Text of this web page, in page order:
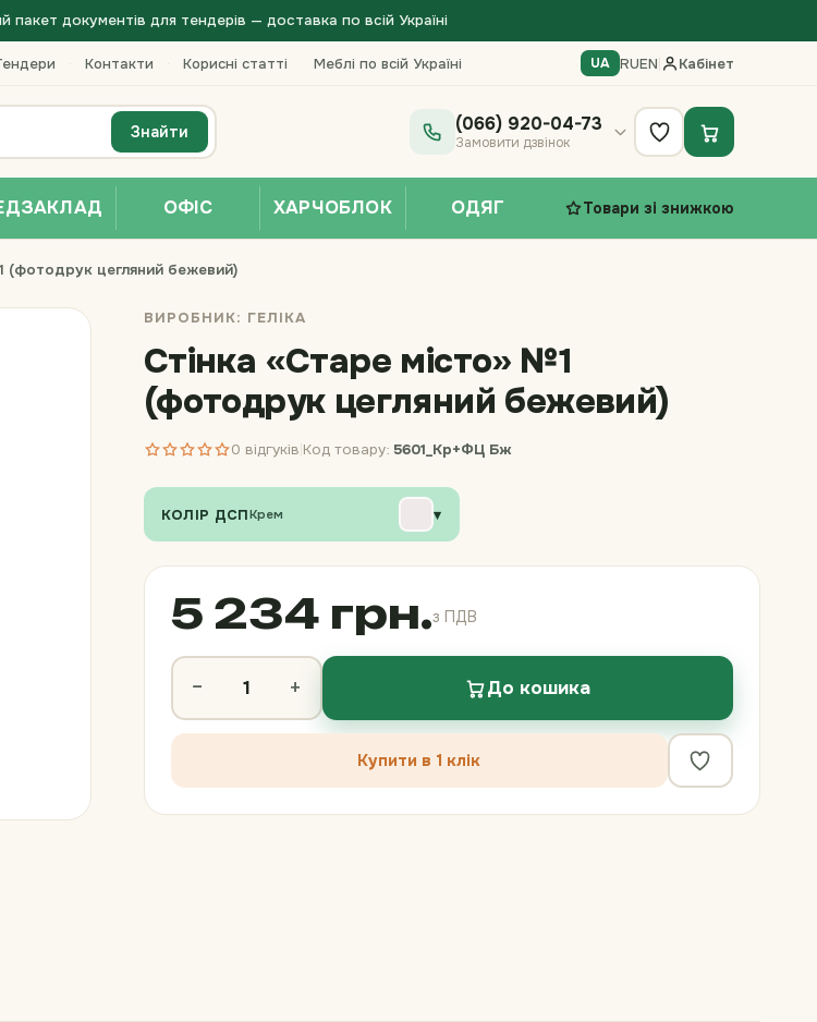
документів для тендерів — доставка по всій Україні
· Контакти · Корисні статті Меблі по всій Україні UA RUEN Кабінет
Знайти (066) 920-04-73
Замовити дзвінок
ОФІС ХАРЧОБЛОК ОДЯГ Товари зі знижкою
(фотодрук цегляний бежевий)
ВИРОБНИК: ГЕЛІКА
Стінка «Старе місто» №1
(фотодрук цегляний бежевий)
0 відгуків Код товару: 5601_Кр+ФЦ Бж
КОЛІР ДСПКрем ▾
5 234 грн.з ПДВ
− + До кошика
Купити в 1 клік